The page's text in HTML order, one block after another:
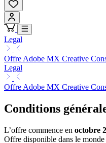
Legal
Offre Adobe MX Creative
Legal
Offre Adobe MX Creative
Conditions
L’offre commence en octobre
Offre disponible dans le